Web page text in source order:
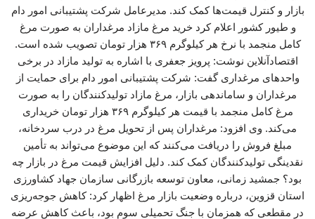
بازار و کنترل قیمت‌ها کمک کند. مدیرعامل شرکت پشتیبانی امور دام
و طیور کشور اعلام کرد خرید مرغ مازاد مرغداران به صورت مرغ
کامل منجمد با نرخ هر کیلوگرم ۳۶۹ هزار تومان تصویب شده است.
اقتصادآنلاین نوشت: پرویز جعفری با اشاره به تولید مازاد در برخی
واحدهای مرغداری گفت: شرکت پشتیبانی امور دام برای حمایت از
مرغداران و ساماندهی بازار، مرغ مازاد تولیدکنندگان را به صورت
مرغ کامل منجمد با قیمت هر کیلوگرم ۳۶۹ هزار تومان خریداری
می‌کند. وی افزود: مرغداران پس از تحویل مرغ در درب سردخانه،
مبلغ فروش را دریافت می‌کنند که این موضوع می‌تواند به تأمین
نقدینگی تولیدکنندگان کمک کند. دلیل افزایش قیمت مرغ در بازار چه
بود؟ جمشید زمانی، معاون توسعه بازرگانی سازمان جهاد کشاورزی
استان قزوین، درباره وضعیت بازار مرغ اظهار کرد: کاهش جوجه‌ریزی
در مقطعی که همزمان با جنگ تحمیلی سوم بود، باعث کاهش عرضه